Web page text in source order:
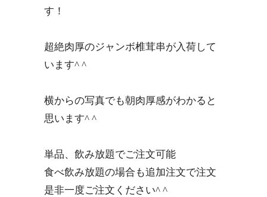
す！
超絶肉厚のジャンボ椎茸串が入荷して
います^ ^
横からの写真でも朝肉厚感がわかると
思います^ ^
単品、飲み放題でご注文可能
食べ飲み放題の場合も追加注文で注文
是非一度ご注文ください^ ^